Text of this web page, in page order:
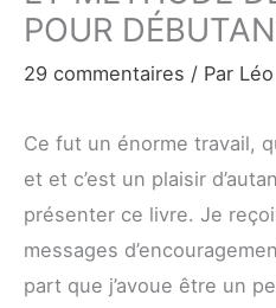
POUR
29 commentaires / Par Léo
Ce fut un énorme travail,
et et c’est un plaisir
présenter ce livre. Je
messages
part que j’avoue être un